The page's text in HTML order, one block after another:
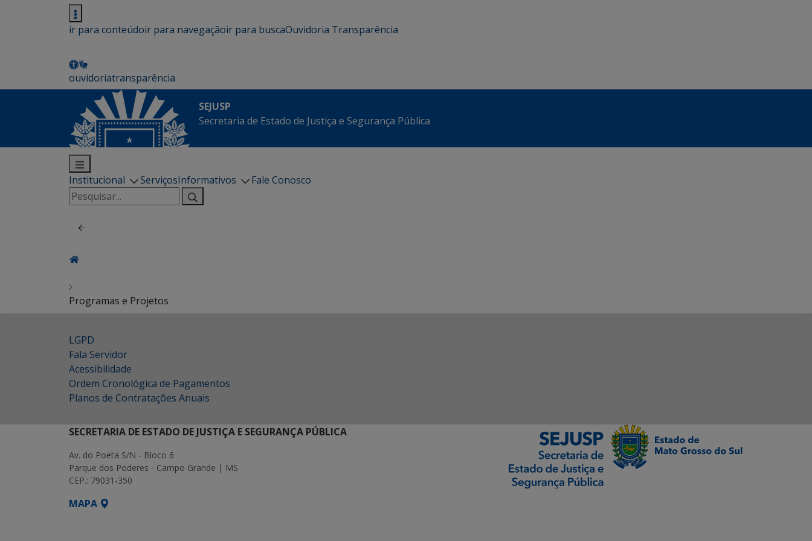
ir para conteúdoir para navegaçãoir para buscaOuvidoria Transparência
ouvidoriatransparência
SEJUSP
Secretaria de Estado de Justiça e Segurança Pública
Institucional ServiçosInformativos
Fale Conosco
Pesquisar
por:
Programas e Projetos
LGPD
Fala Servidor
Acessibilidade
Ordem Cronológica de Pagamentos
Planos de Contratações Anuais
SECRETARIA DE ESTADO DE JUSTIÇA E SEGURANÇA PÚBLICA
Av. do Poeta S/N - Bloco 6
Parque dos Poderes - Campo Grande | MS
CEP.: 79031-350
MAPA